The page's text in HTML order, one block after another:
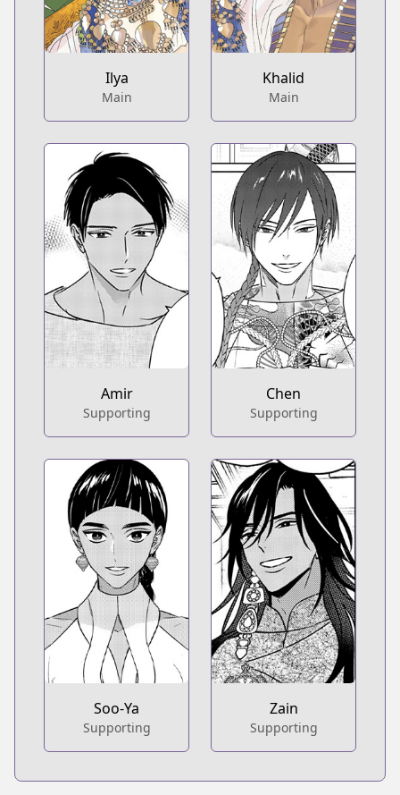
Ilya
Main
Khalid
Main
Amir
Supporting
Chen
Supporting
Soo-Ya
Supporting
Zain
Supporting